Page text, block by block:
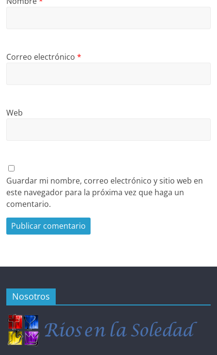
Correo electrónico*
Web
Guardar mi nombre, correo electrónico y sitio web en
este navegador para la próxima vez que haga un
comentario.
Nosotros